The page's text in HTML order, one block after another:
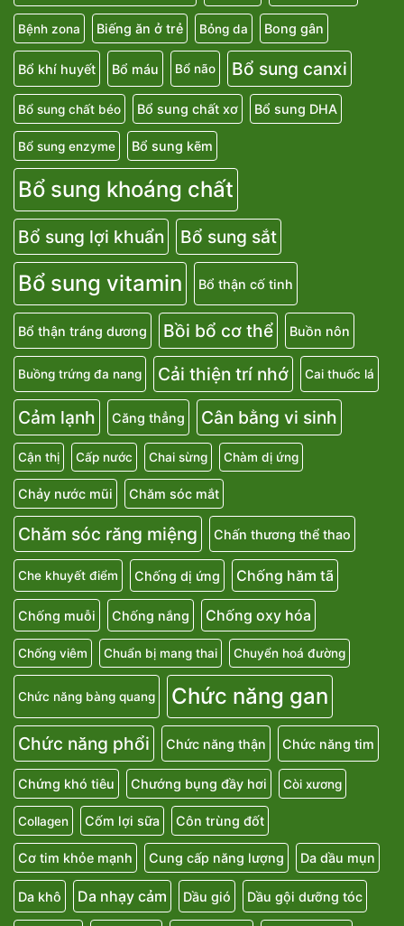
Bệnh zona Biếng ăn ở trẻ Bỏng da Bong gân
Bổ khí huyết Bổ máu Bổ não Bổ sung canxi
Bổ sung chất béo Bổ sung chất xơ Bổ sung DHA
Bổ sung enzyme Bổ sung kẽm
Bổ sung khoáng chất
Bổ sung lợi khuẩn Bổ sung sắt
Bổ sung vitamin Bổ thận cố tinh
Bổ thận tráng dương Bồi bổ cơ thể Buồn nôn
Buồng trứng đa nang Cải thiện trí nhớ Cai thuốc lá
Cảm lạnh Căng thẳng Cân bằng vi sinh
Cận thị Cấp nước Chai sừng Chàm dị ứng
Chảy nước mũi Chăm sóc mắt
Chăm sóc răng miệng Chấn thương thể thao
Che khuyết điểm Chống dị ứng Chống hăm tã
Chống muỗi Chống nắng Chống oxy hóa
Chống viêm Chuẩn bị mang thai Chuyển hoá đường
Chức năng bàng quang Chức năng gan
Chức năng phổi Chức năng thận Chức năng tim
Chứng khó tiêu Chướng bụng đầy hơi Còi xương
Collagen Cốm lợi sữa Côn trùng đốt
Cơ tim khỏe mạnh Cung cấp năng lượng Da dầu mụn
Da khô Da nhạy cảm Dầu gió Dầu gội dưỡng tóc